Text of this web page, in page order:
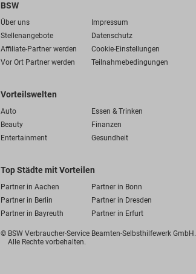
BSW
Über uns
Impressum
Stellenangebote
Datenschutz
Affiliate-Partner werden
Cookie-Einstellungen
Vor Ort Partner werden
Teilnahmebedingungen
Vorteilswelten
Auto Essen & Trinken
Beauty
Finanzen
Entertainment
Gesundheit
Top Städte mit Vorteilen
Partner in Aachen Partner in Bonn
Partner in Berlin
Partner in Dresden
Partner in Bayreuth
Partner in Erfurt
© BSW Verbraucher-Service Beamten-Selbsthilfewerk GmbH.
Alle Rechte vorbehalten.